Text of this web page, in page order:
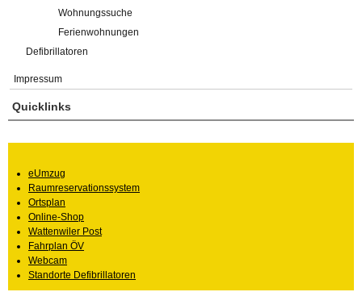
Wohnungssuche
Ferienwohnungen
Defibrillatoren
Impressum
Quicklinks
eUmzug
Raumreservationssystem
Ortsplan
Online-Shop
Wattenwiler Post
Fahrplan ÖV
Webcam
Standorte Defibrillatoren